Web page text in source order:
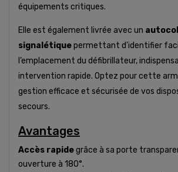
équipements critiques.
Elle est également livrée avec un
signalétiquepermettant d'identifier
l’emplacement du défibrillateur,
intervention rapide. Optez pour cette
gestion efficace et sécurisée de vos
secours.
Avantages
Accès rapidegrâce à sa porte
ouverture à 180°.